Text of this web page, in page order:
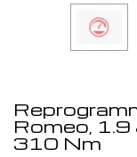
Romeo,
310 Nm